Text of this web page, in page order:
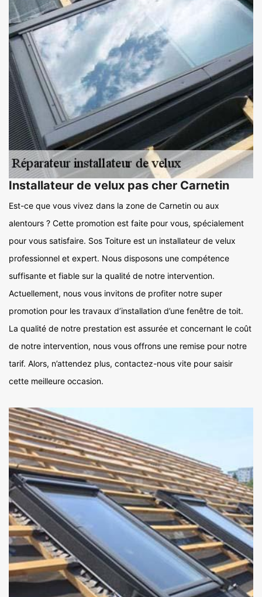
Installateur de velux pas cher Carnetin
Est-ce que vous vivez dans la zone de Carnetin ou aux
alentours ? Cette promotion est faite pour vous, spécialement
pour vous satisfaire. Sos Toiture est un installateur de velux
professionnel et expert. Nous disposons une compétence
suffisante et fiable sur la qualité de notre intervention.
Actuellement, nous vous invitons de profiter notre super
promotion pour les travaux d’installation d’une fenêtre de toit.
La qualité de notre prestation est assurée et concernant le coût
de notre intervention, nous vous offrons une remise pour notre
tarif. Alors, n’attendez plus, contactez-nous vite pour saisir
cette meilleure occasion.